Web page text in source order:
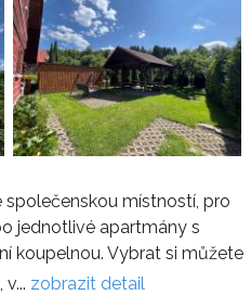
místností, pro
jednotlivé apartmány s
koupelnou. Vybrat si můžete
zobrazit detail